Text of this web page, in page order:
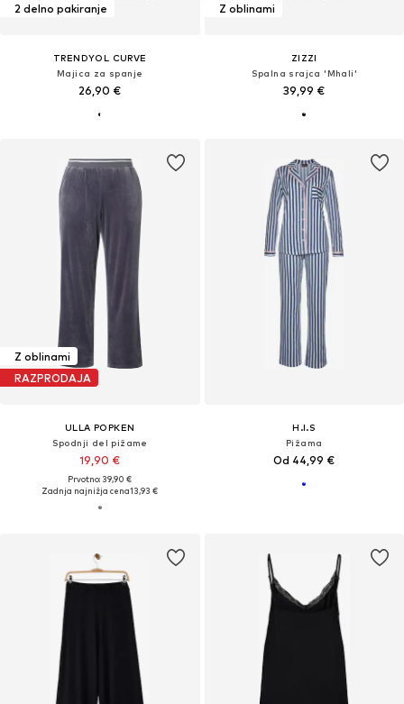
2 delno pakiranje
TRENDYOL CURVE
Majica za spanje
26,90 €
Z oblinami
ZIZZI
Spalna srajca 'Mhali'
39,99 €
Z oblinami
RAZPRODAJA
ULLA POPKEN
Spodnji del pižame
19,90 €
Prvotno: 39,90 €
Zadnja najnižja cena13,93 €
H.I.S
Pižama
Od 44,99 €